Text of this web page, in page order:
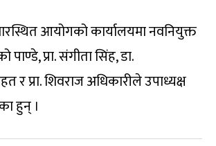
आयोगको कार्यालयमा नवनियुक्त
प्रा. संगीता सिंह, डा.
र प्रा. शिवराज अधिकारीले उपाध्यक्ष
हुन् ।